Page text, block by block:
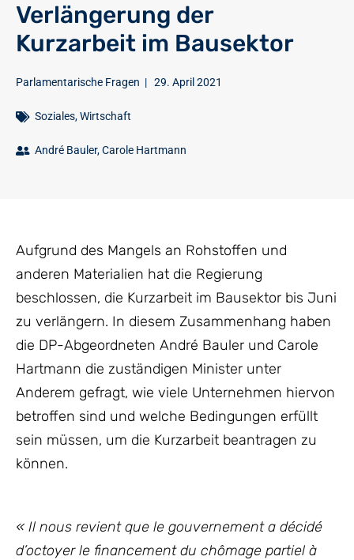
Verlängerung der
Kurzarbeit im Bausektor
Parlamentarische Fragen | 29. April 2021
Soziales,Wirtschaft
André Bauler,Carole Hartmann
Aufgrund des Mangels an Rohstoffen und
anderen Materialien hat die Regierung
beschlossen, die Kurzarbeit im Bausektor bis Juni
zu verlängern. In diesem Zusammenhang haben
die DP-Abgeordneten André Bauler und Carole
Hartmann die zuständigen Minister unter
Anderem gefragt, wie viele Unternehmen hiervon
betroffen sind und welche Bedingungen erfüllt
sein müssen, um die Kurzarbeit beantragen zu
können.
« Il nous revient que le gouvernement a décidé
d’octoyer le financement du chômage partiel à